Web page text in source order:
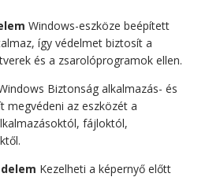
Windows-eszköze beépített
így védelmet biztosít a
és a zsarolóprogramok ellen.
Biztonság alkalmazás- és
megvédeni az eszközét a
fájloktól,
Kezelheti a képernyő előtt